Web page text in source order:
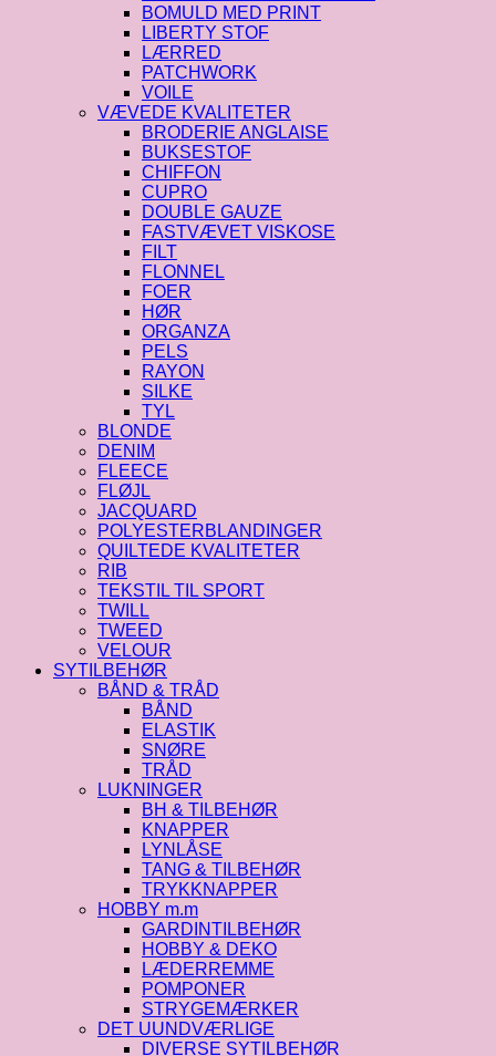
BOMULD MED PRINT
LIBERTY STOF
LÆRRED
PATCHWORK
VOILE
VÆVEDE KVALITETER
BRODERIE ANGLAISE
BUKSESTOF
CHIFFON
CUPRO
DOUBLE GAUZE
FASTVÆVET VISKOSE
FILT
FLONNEL
FOER
HØR
ORGANZA
PELS
RAYON
SILKE
TYL
BLONDE
DENIM
FLEECE
FLØJL
JACQUARD
POLYESTERBLANDINGER
QUILTEDE KVALITETER
RIB
TEKSTIL TIL SPORT
TWILL
TWEED
VELOUR
SYTILBEHØR
BÅND & TRÅD
BÅND
ELASTIK
SNØRE
TRÅD
LUKNINGER
BH & TILBEHØR
KNAPPER
LYNLÅSE
TANG & TILBEHØR
TRYKKNAPPER
HOBBY m.m
GARDINTILBEHØR
HOBBY & DEKO
LÆDERREMME
POMPONER
STRYGEMÆRKER
DET UUNDVÆRLIGE
DIVERSE SYTILBEHØR